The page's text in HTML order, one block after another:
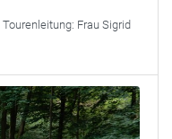
Tourenleitung: Frau Sigrid